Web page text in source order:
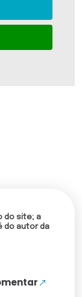
do site; a
do autor da